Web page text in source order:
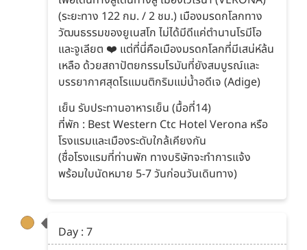
(ระยะทาง 122 กม. / 2 ชม.) เมืองมรดกโลกทาง
วัฒนธรรมของยูเนสโก ไม่ได้มีดีแค่ตำนานโรมีโอ
และจูเลียต ❤️ แต่ที่นี่คือเมืองมรดกโลกที่มีเสน่ห์ล้น
เหลือ ด้วยสถาปัตยกรรมโรมันที่ยังสมบูรณ์และ
บรรยากาศสุดโรแมนติกริมแม่น้ำอดีเจ (Adige)
เย็น รับประทานอาหารเย็น (มื้อที่14)
ที่พัก : Best Western Ctc Hotel Verona หรือ
โรงแรมและเมืองระดับใกล้เคียงกัน
(ชื่อโรงแรมที่ท่านพัก ทางบริษัทจะทำการแจ้ง
พร้อมใบนัดหมาย 5-7 วันก่อนวันเดินทาง)
Day : 7